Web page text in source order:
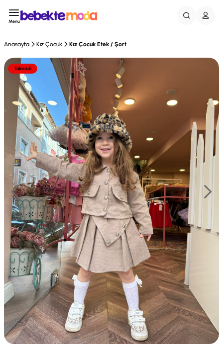
Menü
Anasayfa Kız Çocuk Kız Çocuk Etek / Şort
Tükendi